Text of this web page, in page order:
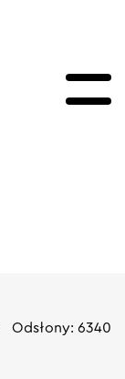
Odsłony: 6340